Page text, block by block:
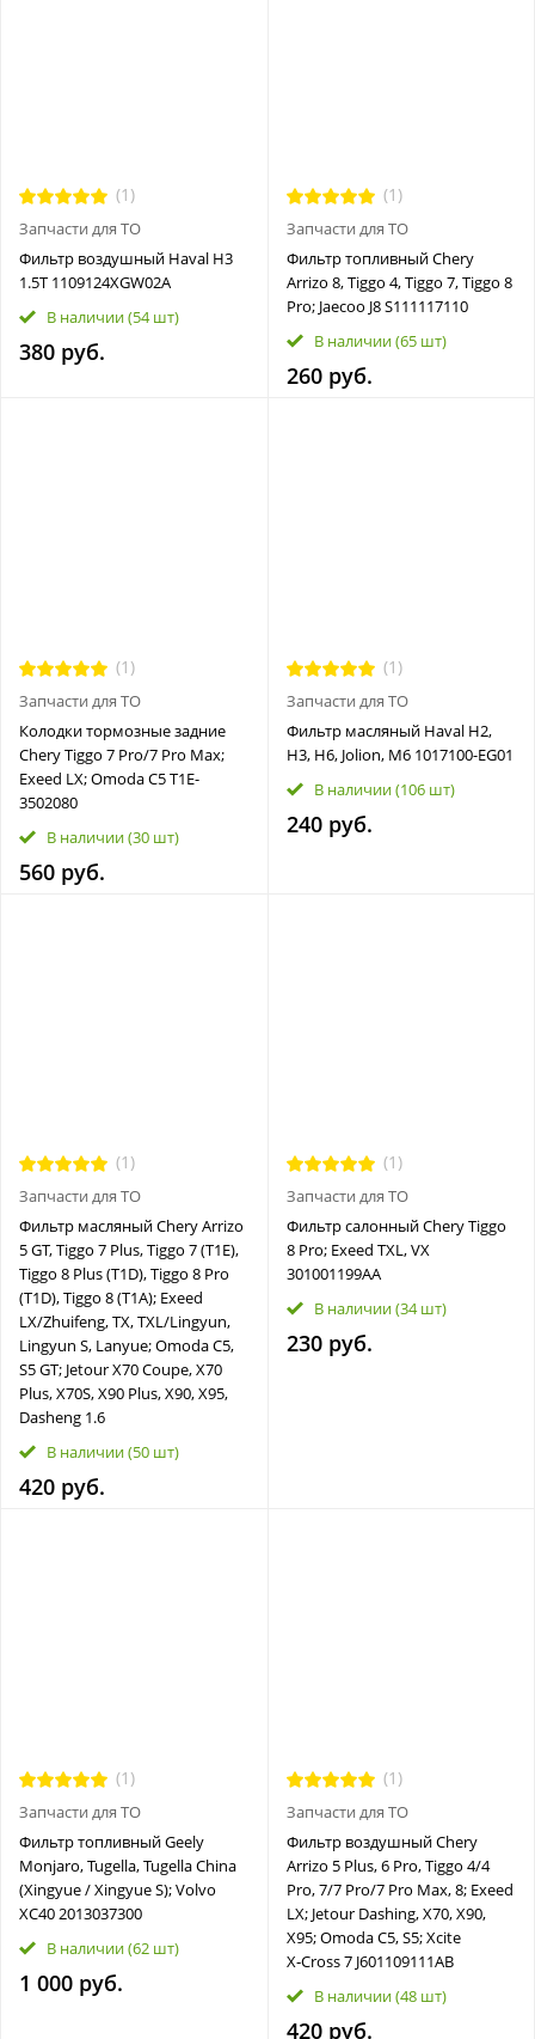
(1)
Запчасти для ТО
Фильтр воздушный Haval H3
1.5T 1109124XGW02A
В наличии(54 шт)
380 руб.
(1)
Запчасти для ТО
Фильтр топливный Chery
Arrizo 8, Tiggo 4, Tiggo 7, Tiggo 8
Pro; Jaecoo J8 S111117110
В наличии(65 шт)
260 руб.
(1)
Запчасти для ТО
Колодки тормозные задние
Chery Tiggo 7 Pro/7 Pro Max;
Exeed LX; Omoda C5 T1E-
3502080
В наличии(30 шт)
560 руб.
(1)
Запчасти для ТО
Фильтр масляный Haval H2,
H3, H6, Jolion, M6 1017100-EG01
В наличии(106 шт)
240 руб.
(1)
Запчасти для ТО
Фильтр масляный Chery Arrizo
5 GT, Tiggo 7 Plus, Tiggo 7 (T1E),
Tiggo 8 Plus (T1D), Tiggo 8 Pro
(T1D), Tiggo 8 (T1A); Exeed
LX/Zhuifeng, TX, TXL/Lingyun,
Lingyun S, Lanyue; Omoda C5,
S5 GT; Jetour X70 Coupe, X70
Plus, X70S, X90 Plus, X90, X95,
Dasheng 1.6
В наличии(50 шт)
420 руб.
(1)
Запчасти для ТО
Фильтр салонный Chery Tiggo
8 Pro; Exeed TXL, VX
301001199АА
В наличии(34 шт)
230 руб.
(1)
Запчасти для ТО
Фильтр топливный Geely
Monjaro, Tugella, Tugella China
(Xingyue / Xingyue S); Volvo
XC40 2013037300
В наличии(62 шт)
1 000 руб.
(1)
Запчасти для ТО
Фильтр воздушный Chery
Arrizo 5 Plus, 6 Pro, Tiggo 4/4
Pro, 7/7 Pro/7 Pro Max, 8; Exeed
LX; Jetour Dashing, X70, X90,
X95; Omoda C5, S5; Xcite
X‑Cross 7 J601109111AB
В наличии(48 шт)
420 руб.